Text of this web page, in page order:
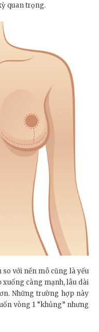
quan trọng.
với nền mô cũng là yếu
xuống càng mạnh, lâu dài
Những trường hợp này
vòng 1 “khủng” nhưng